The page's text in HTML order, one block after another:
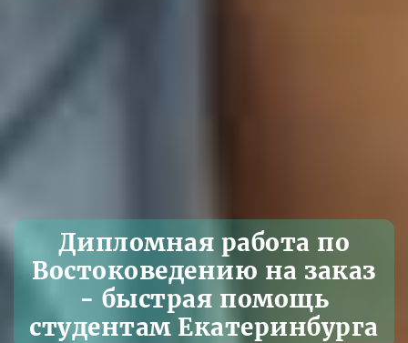
Дипломная работа по
Востоковедению на заказ
- быстрая помощь
студентам Екатеринбурга